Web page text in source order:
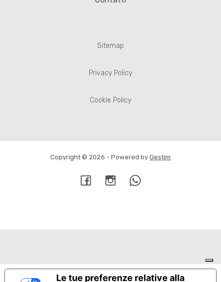
Sitemap
Privacy Policy
Cookie Policy
Copyright © 2026 - Powered by Gestim
Le tue preferenze relative alla